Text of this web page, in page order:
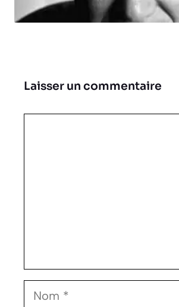
Laisser un commentaire
Nom